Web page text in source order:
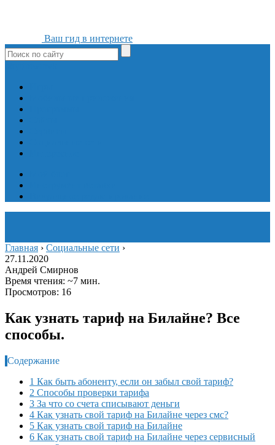
Ваш гид в интернете
Главная › Социальные сети ›
27.11.2020
Андрей Смирнов
Время чтения: ~7 мин.
Просмотров: 16
Как узнать тариф на Билайне? Все
способы.
Содержание
1 Как быть абоненту, если он забыл свой тариф?
2 Способы проверки тарифа
3 За что со счета списывают деньги
4 Как узнать свой тариф на Билайне через смс?
5 Как узнать свой тариф на Билайне
6 Как узнать свой тариф на Билайне через сервисный